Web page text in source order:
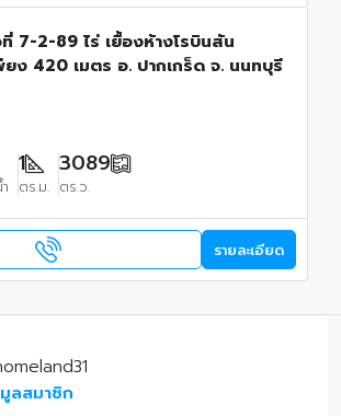
7-2-89 ไร่ เยื้องห้างโรบินสัน
ง 420 เมตร อ. ปากเกร็ด จ. นนทบุรี
1
ตร.ม.
3089
ตร.ว.
รายละเอียด
ลสมาชิก